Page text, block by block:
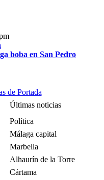
boba en San Pedro
de Portada
Últimas noticias
Política
Málaga capital
Marbella
Alhaurín de la Torre
Cártama